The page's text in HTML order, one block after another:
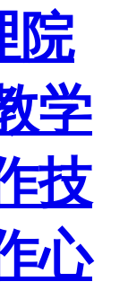
院
学
技
心